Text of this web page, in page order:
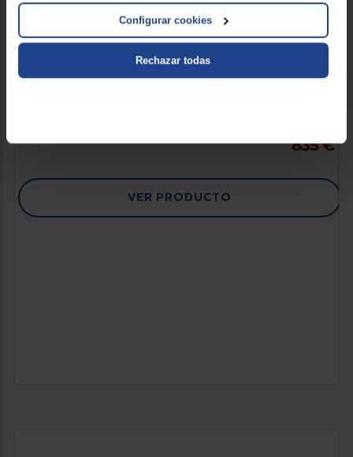
Configurar cookies
Rechazar todas
Reembolso de 90 Euros
PLACA DE INDUCCIÓN BALAY 3EB997LH
Potencia (W) : 11100
835 €
VER PRODUCTO